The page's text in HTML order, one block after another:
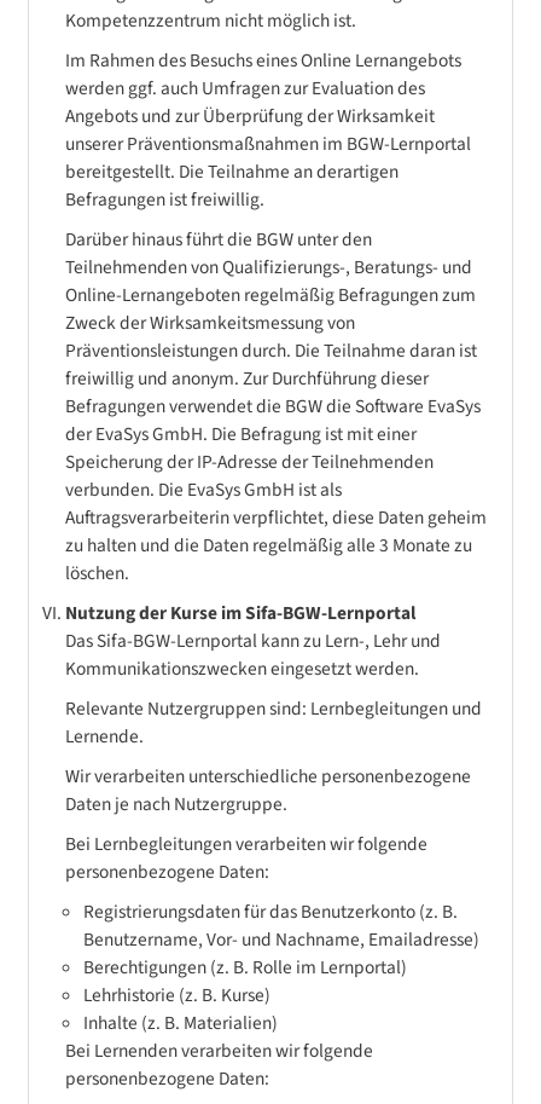
Kompetenzzentrum nicht möglich ist.
Im Rahmen des Besuchs eines Online Lernangebots
werden ggf. auch Umfragen zur Evaluation des
Angebots und zur Überprüfung der Wirksamkeit
unserer Präventionsmaßnahmen im BGW-Lernportal
bereitgestellt. Die Teilnahme an derartigen
Befragungen ist freiwillig.
Darüber hinaus führt die BGW unter den
Teilnehmenden von Qualifizierungs-, Beratungs- und
Online-Lernangeboten regelmäßig Befragungen zum
Zweck der Wirksamkeitsmessung von
Präventionsleistungen durch. Die Teilnahme daran ist
freiwillig und anonym. Zur Durchführung dieser
Befragungen verwendet die BGW die Software EvaSys
der EvaSys GmbH. Die Befragung ist mit einer
Speicherung der IP-Adresse der Teilnehmenden
verbunden. Die EvaSys GmbH ist als
Auftragsverarbeiterin verpflichtet, diese Daten geheim
zu halten und die Daten regelmäßig alle 3 Monate zu
löschen.
Nutzung der Kurse im Sifa-BGW-Lernportal
Das Sifa-BGW-Lernportal kann zu Lern-, Lehr und
Kommunikationszwecken eingesetzt werden.
Relevante Nutzergruppen sind: Lernbegleitungen und
Lernende.
Wir verarbeiten unterschiedliche personenbezogene
Daten je nach Nutzergruppe.
Bei Lernbegleitungen verarbeiten wir folgende
personenbezogene Daten:
Registrierungsdaten für das Benutzerkonto (z. B.
Benutzername, Vor- und Nachname, Emailadresse)
Berechtigungen (z. B. Rolle im Lernportal)
Lehrhistorie (z. B. Kurse)
Inhalte (z. B. Materialien)
Bei Lernenden verarbeiten wir folgende
personenbezogene Daten: